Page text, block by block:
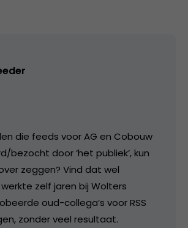
die feeds voor AG en Cobouw
bezocht door ‘het publiek’, kun
zeggen? Vind dat wel
zelf jaren bij Wolters
oud-collega’s voor RSS
zonder veel resultaat.